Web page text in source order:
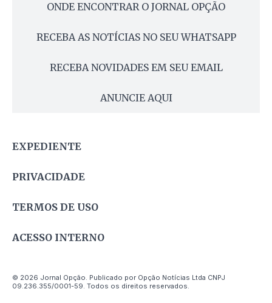
ONDE ENCONTRAR O JORNAL OPÇÃO
RECEBA AS NOTÍCIAS NO SEU WHATSAPP
RECEBA NOVIDADES EM SEU EMAIL
ANUNCIE AQUI
EXPEDIENTE
PRIVACIDADE
TERMOS DE USO
ACESSO INTERNO
© 2026 Jornal Opção. Publicado por Opção Notícias Ltda CNPJ
09.236.355/0001-59. Todos os direitos reservados.